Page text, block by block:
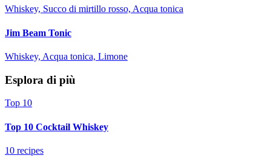
Whiskey, Succo di mirtillo rosso, Acqua tonica
Jim Beam Tonic
Whiskey, Acqua tonica, Limone
Esplora di più
Top 10
Top 10 Cocktail Whiskey
10 recipes